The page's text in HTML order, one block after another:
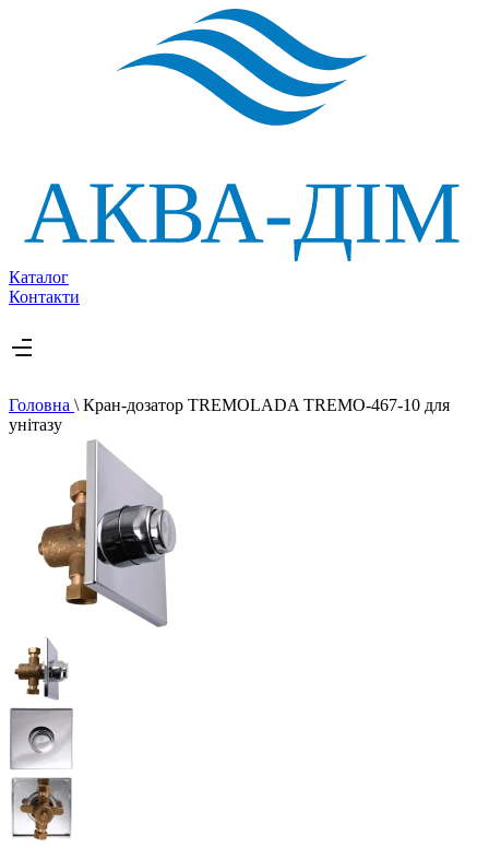
Каталог
Контакти
Головна \ Кран-дозатор TREMOLADA TREMO-467-10 для
унітазу